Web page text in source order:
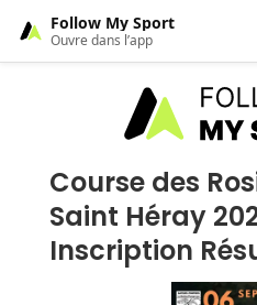
Course des
Saint Héray
Inscription
Follow My Sport
Ouvre dans l’app